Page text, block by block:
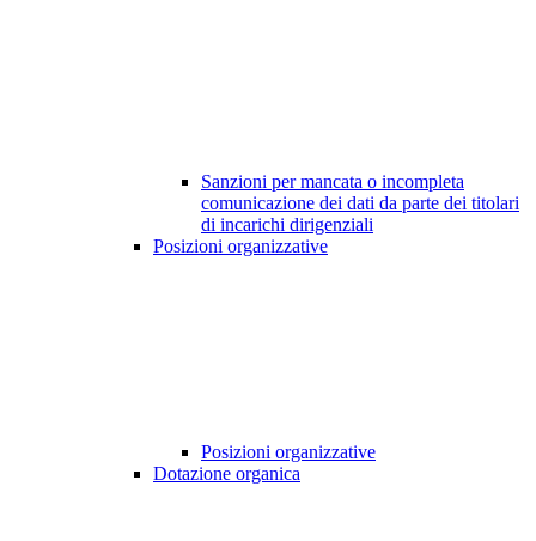
Sanzioni per mancata o incompleta
comunicazione dei dati da parte dei titolari
di incarichi dirigenziali
Posizioni organizzative
Posizioni organizzative
Dotazione organica